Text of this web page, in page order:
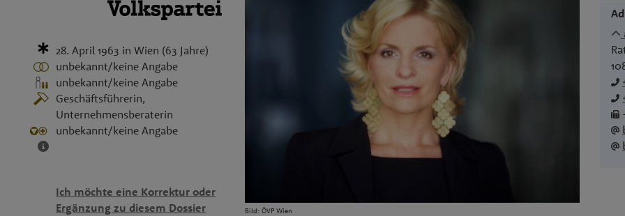
28. April 1963 inWien (63 Jahre)
unbekannt/keine Angabe
unbekannt/keine Angabe
Geschäftsführerin,
Unternehmensberaterin
unbekannt/keine Angabe
Ich möchte eine Korrektur oder
Ergänzung zu diesem Dossier
Bild: ÖVP Wien